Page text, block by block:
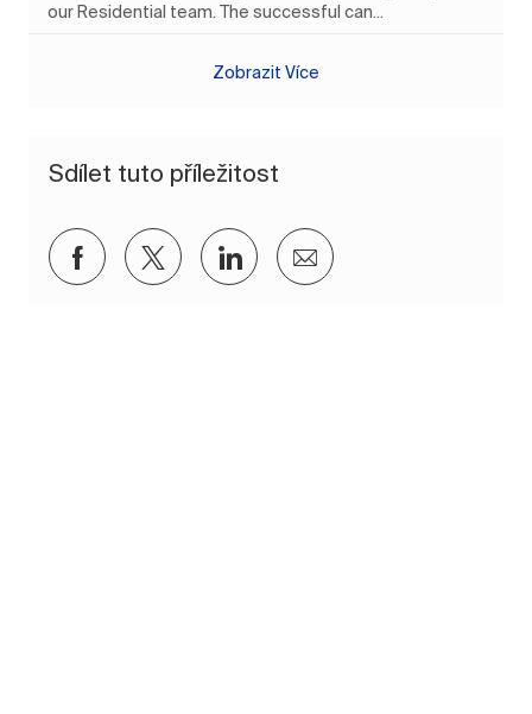
our Residential team. The successful can...
Zobrazit Více
Sdílet tuto příležitost
Sdílet přes Facebook
Sdílet přes twitter
Sdílet přes LinkedIn
Sdílet e-mailem